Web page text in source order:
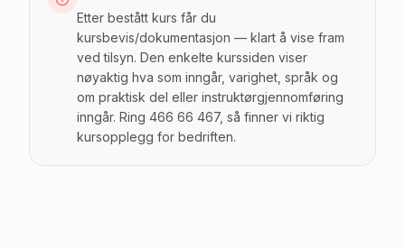
Etter bestått kurs får du
kursbevis/dokumentasjon — klart å vise fram
ved tilsyn. Den enkelte kurssiden viser
nøyaktig hva som inngår, varighet, språk og
om praktisk del eller instruktørgjennomføring
inngår. Ring 466 66 467, så finner vi riktig
kursopplegg for bedriften.